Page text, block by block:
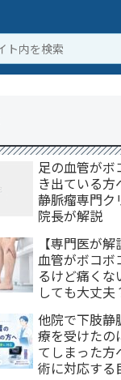
足の血管がボ
き出ている方
静脈瘤専門ク
院長が解説
【専門医が
血管がボコボ
るけど痛く
しても大丈夫
他院で下肢静
療を受けたの
てしまった方
術に対応する